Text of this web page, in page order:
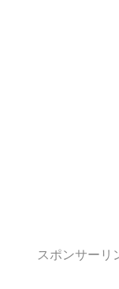
スポンサーリ